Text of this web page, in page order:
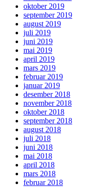
oktober 2019
september 2019
august 2019
juli 2019
juni 2019
mai 2019
april 2019
mars 2019
februar 2019
januar 2019
desember 2018
november 2018
oktober 2018
september 2018
august 2018
juli 2018
juni 2018
mai 2018
april 2018
mars 2018
februar 2018